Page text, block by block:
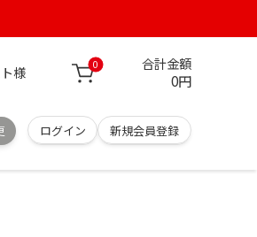
様 0 合計金額
0円
ログイン 新規会員登録